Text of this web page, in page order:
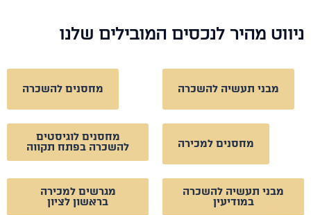
מהיר לנכסים המובילים שלנו
מבני תעשיה להשכרה מחסנים להשכרה
מחסנים למכירה
מחסנים לוגיסטים
להשכרה בפתח תקווה
מבני תעשיה להשכרה
במודיעין
מגרשים למכירה
בראשון לציון